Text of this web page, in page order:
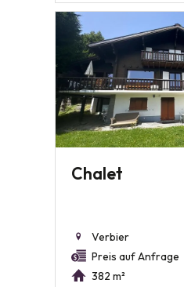
Chalet
Verbier
Preis auf Anfrage
382 m²